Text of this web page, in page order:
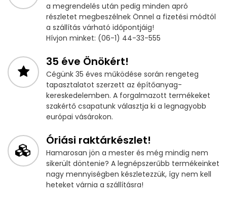
a megrendelés után pedig minden apró
részletet megbeszélnek Önnel a fizetési módtól
a szállítás várható időpontjáig!
Hívjon minket: (06-1) 44-33-555
35 éve Önökért!
Cégünk 35 éves működése során rengeteg
tapasztalatot szerzett az építőanyag-
kereskedelemben. A forgalmazott termékeket
szakértő csapatunk választja ki a legnagyobb
európai vásárokon.
Óriási raktárkészlet!
Hamarosan jön a mester és még mindig nem
sikerült döntenie? A legnépszerűbb termékeinket
nagy mennyiségben készletezzük, így nem kell
heteket várnia a szállításra!